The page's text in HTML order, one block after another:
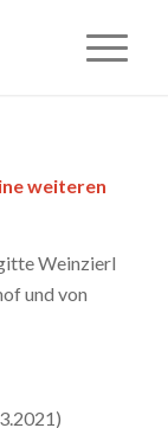
weiteren
Weinzierl
und von